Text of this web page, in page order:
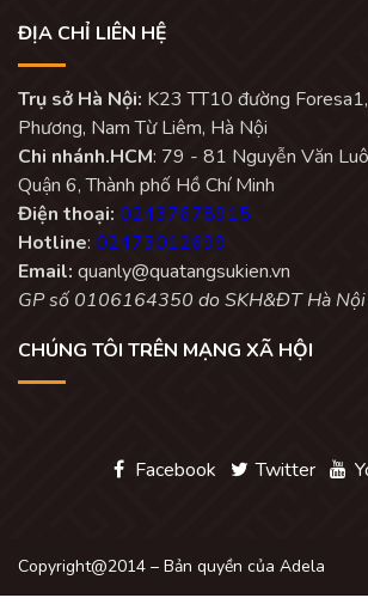
ĐỊA CHỈ LIÊN HỆ
Trụ sở Hà Nội: K23 TT10 đường
Phương, Nam Từ Liêm, Hà Nội
Chi nhánh.HCM: 79 - 81 Nguyễn Văn
Quận 6, Thành phố Hồ Chí Minh
Điện thoại: 02437678915
Hotline: 02473012699
Email: quanly@quatangsukien.vn
GP số 0106164350 do SKH&ĐT Hà
CHÚNG TÔI TRÊN MẠNG XÃ HỘI
Facebook Twitter
Copyright@2014 – Bản quyền của Adela